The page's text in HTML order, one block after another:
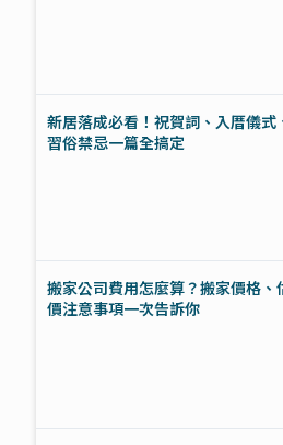
新居落成必看！祝賀詞、入厝儀式
習俗禁忌一篇全搞定
搬家公司費用怎麼算？搬家價格、
價注意事項一次告訴你